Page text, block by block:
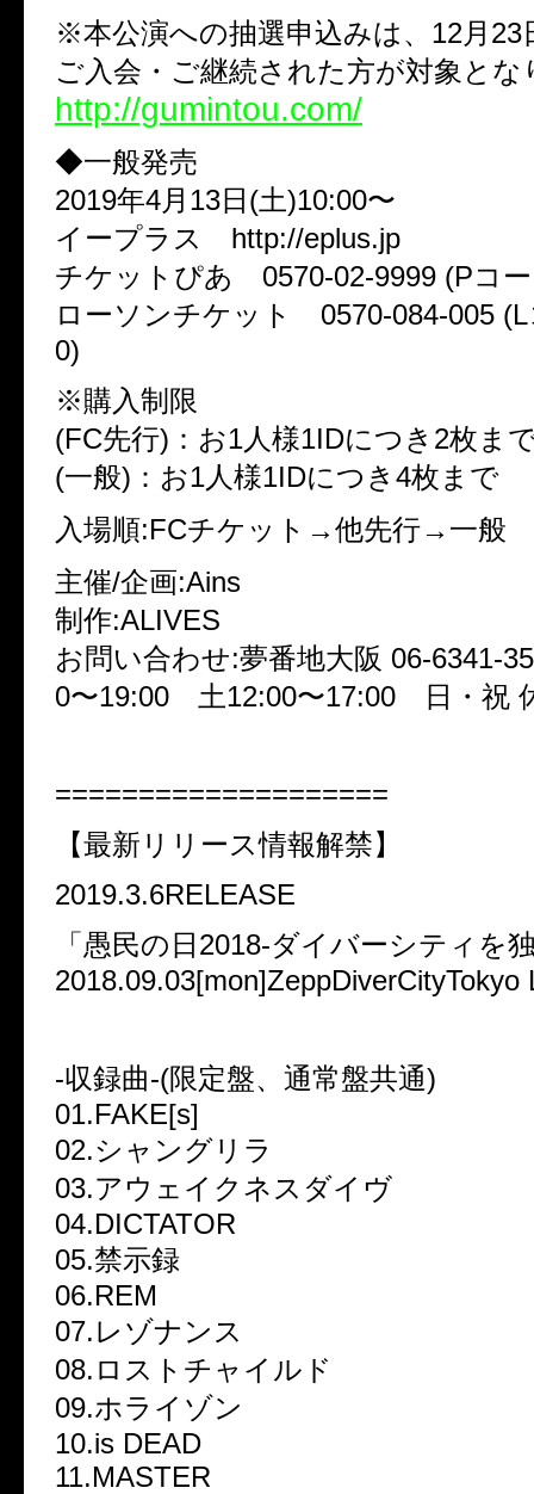
※本公演への抽選申込みは、12月23
ご入会・ご継続された方が対象とな
http://gumintou.com/
◆一般発売
2019年4月13日(土)10:00〜
イープラス http://eplus.jp
チケットぴあ 0570-02-9999 (Pコー
ローソンチケット 0570-084-005 (L
0)
※購入制限
(FC先行)：お1人様1IDにつき2枚ま
(一般)：お1人様1IDにつき4枚まで
入場順:FCチケット→他先行→一般
主催/企画:Ains
制作:ALIVES
お問い合わせ:夢番地大阪 06-6341-
0〜19:00 土12:00〜17:00 日・祝
====================
【最新リリース情報解禁】
2019.3.6RELEASE
「愚民の日2018-ダイバーシティを
2018.09.03[mon]ZeppDiverCityTokyo
-収録曲-(限定盤、通常盤共通)
01.FAKE[s]
02.シャングリラ
03.アウェイクネスダイヴ
04.DICTATOR
05.禁示録
06.REM
07.レゾナンス
08.ロストチャイルド
09.ホライゾン
10.is DEAD
11.MASTER